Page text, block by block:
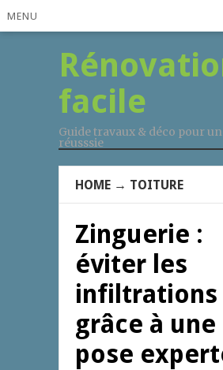
MENU
facile
Guide travaux & déco pour
réusssie
HOME → TOITURE
Zinguerie :
éviter les
infiltrations
grâce à une
pose